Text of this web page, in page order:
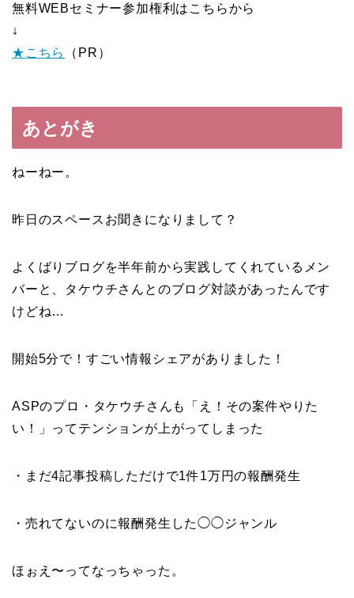
無料WEBセミナー参加権利はこちらから
↓
★こちら
（PR）
あとがき
ねーねー。
昨日のスペースお聞きになりまして？
よくばりブログを半年前から実践してくれているメン
バーと、タケウチさんとのブログ対談があったんです
けどね…
開始5分で！すごい情報シェアがありました！
ASPのプロ・タケウチさんも「え！その案件やりた
い！」ってテンションが上がってしまった
・まだ4記事投稿しただけで1件1万円の報酬発生
・売れてないのに報酬発生した◯◯ジャンル
ほぉえ〜ってなっちゃった。